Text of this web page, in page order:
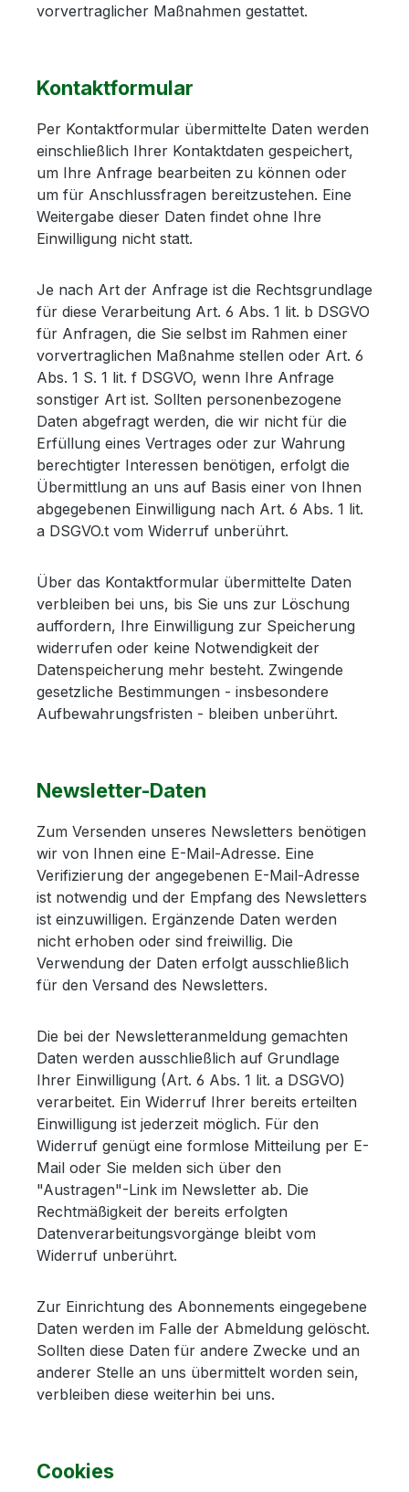
vorvertraglicher Maßnahmen gestattet.
Kontaktformular
Per Kontaktformular übermittelte Daten werden
einschließlich Ihrer Kontaktdaten gespeichert,
um Ihre Anfrage bearbeiten zu können oder
um für Anschlussfragen bereitzustehen. Eine
Weitergabe dieser Daten findet ohne Ihre
Einwilligung nicht statt.
Je nach Art der Anfrage ist die Rechtsgrundlage
für diese Verarbeitung Art. 6 Abs. 1 lit. b DSGVO
für Anfragen, die Sie selbst im Rahmen einer
vorvertraglichen Maßnahme stellen oder Art. 6
Abs. 1 S. 1 lit. f DSGVO, wenn Ihre Anfrage
sonstiger Art ist. Sollten personenbezogene
Daten abgefragt werden, die wir nicht für die
Erfüllung eines Vertrages oder zur Wahrung
berechtigter Interessen benötigen, erfolgt die
Übermittlung an uns auf Basis einer von Ihnen
abgegebenen Einwilligung nach Art. 6 Abs. 1 lit.
a DSGVO.t vom Widerruf unberührt.
Über das Kontaktformular übermittelte Daten
verbleiben bei uns, bis Sie uns zur Löschung
auffordern, Ihre Einwilligung zur Speicherung
widerrufen oder keine Notwendigkeit der
Datenspeicherung mehr besteht. Zwingende
gesetzliche Bestimmungen - insbesondere
Aufbewahrungsfristen - bleiben unberührt.
Newsletter-Daten
Zum Versenden unseres Newsletters benötigen
wir von Ihnen eine E-Mail-Adresse. Eine
Verifizierung der angegebenen E-Mail-Adresse
ist notwendig und der Empfang des Newsletters
ist einzuwilligen. Ergänzende Daten werden
nicht erhoben oder sind freiwillig. Die
Verwendung der Daten erfolgt ausschließlich
für den Versand des Newsletters.
Die bei der Newsletteranmeldung gemachten
Daten werden ausschließlich auf Grundlage
Ihrer Einwilligung (Art. 6 Abs. 1 lit. a DSGVO)
verarbeitet. Ein Widerruf Ihrer bereits erteilten
Einwilligung ist jederzeit möglich. Für den
Widerruf genügt eine formlose Mitteilung per E-
Mail oder Sie melden sich über den
"Austragen"-Link im Newsletter ab. Die
Rechtmäßigkeit der bereits erfolgten
Datenverarbeitungsvorgänge bleibt vom
Widerruf unberührt.
Zur Einrichtung des Abonnements eingegebene
Daten werden im Falle der Abmeldung gelöscht.
Sollten diese Daten für andere Zwecke und an
anderer Stelle an uns übermittelt worden sein,
verbleiben diese weiterhin bei uns.
Cookies